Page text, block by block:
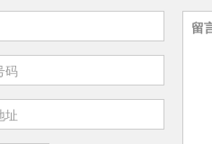
留